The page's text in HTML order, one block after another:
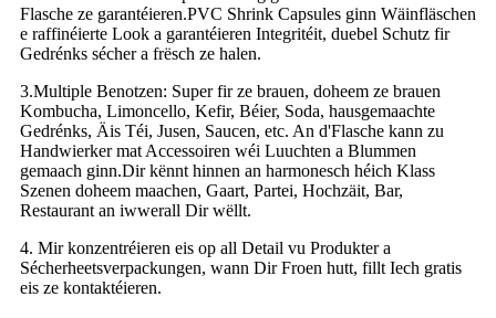
Flasche ze garantéieren.PVC Shrink Capsules ginn Wäinfläschen
e raffinéierte Look a garantéieren Integritéit, duebel Schutz fir
Gedrénks sécher a frësch ze halen.
3.Multiple Benotzen: Super fir ze brauen, doheem ze brauen
Kombucha, Limoncello, Kefir, Béier, Soda, hausgemaachte
Gedrénks, Äis Téi, Jusen, Saucen, etc. An d'Flasche kann zu
Handwierker mat Accessoiren wéi Luuchten a Blummen
gemaach ginn.Dir kënnt hinnen an harmonesch héich Klass
Szenen doheem maachen, Gaart, Partei, Hochzäit, Bar,
Restaurant an iwwerall Dir wëllt.
4. Mir konzentréieren eis op all Detail vu Produkter a
Sécherheetsverpackungen, wann Dir Froen hutt, fillt Iech gratis
eis ze kontaktéieren.